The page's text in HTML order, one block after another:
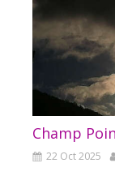
Champ
22 Oct 2025